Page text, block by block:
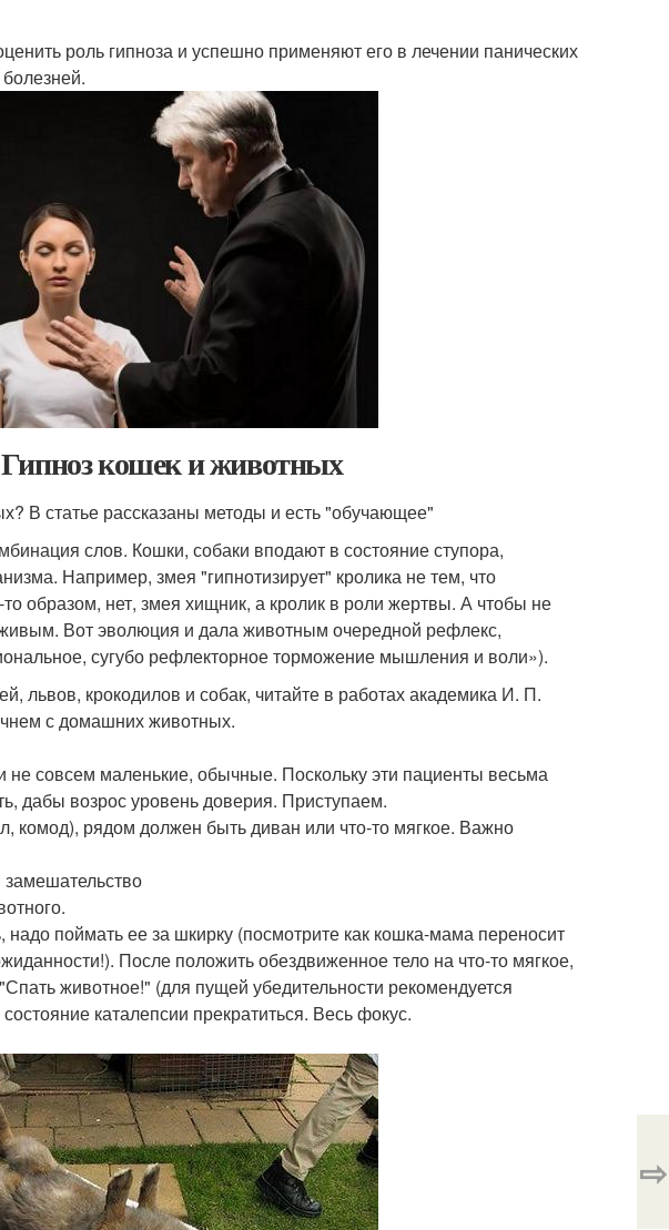
роль гипноза и успешно применяют его в лечении панических
Гипноз кошек и животных
В статье рассказаны методы и есть "обучающее"
слов. Кошки, собаки вподают в состояние ступора,
Например, змея "гипнотизирует" кролика не тем, что
образом, нет, змея хищник, а кролик в роли жертвы. А чтобы не
Вот эволюция и дала животным очередной рефлекс,
сугубо рефлекторное торможение мышления и воли»).
львов, крокодилов и собак, читайте в работах академика И. П.
с домашних животных.
совсем маленькие, обычные. Поскольку эти пациенты весьма
дабы возрос уровень доверия. Приступаем.
рядом должен быть диван или что-то мягкое. Важно
надо поймать ее за шкирку (посмотрите как кошка-мама переносит
После положить обездвиженное тело на что-то мягкое,
животное!" (для пущей убедительности рекомендуется
каталепсии прекратиться. Весь фокус.
⇨